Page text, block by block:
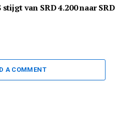
van SRD 4.200 naar SRD
A COMMENT